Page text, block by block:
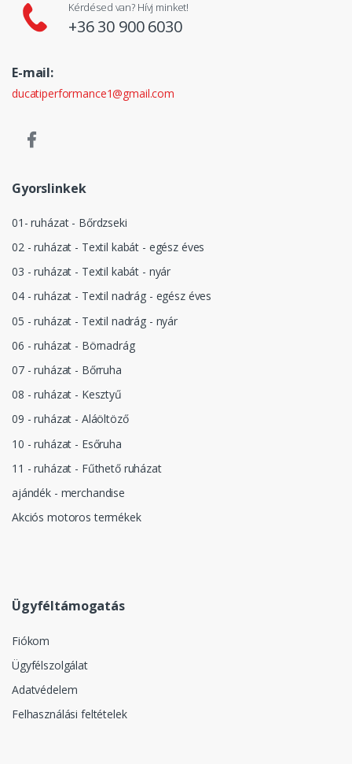
Kérdésed van? Hívj minket!
+36 30 900 6030
E-mail:
ducatiperformance1@gmail.com
Gyorslinkek
01- ruházat - Bőrdzseki
02 - ruházat - Textil kabát - egész éves
03 - ruházat - Textil kabát - nyár
04 - ruházat - Textil nadrág - egész éves
05 - ruházat - Textil nadrág - nyár
06 - ruházat - Börnadrág
07 - ruházat - Bőrruha
08 - ruházat - Kesztyű
09 - ruházat - Aláöltöző
10 - ruházat - Esőruha
11 - ruházat - Fűthető ruházat
ajándék - merchandise
Akciós motoros termékek
Ügyféltámogatás
Fiókom
Ügyfélszolgálat
Adatvédelem
Felhasználási feltételek